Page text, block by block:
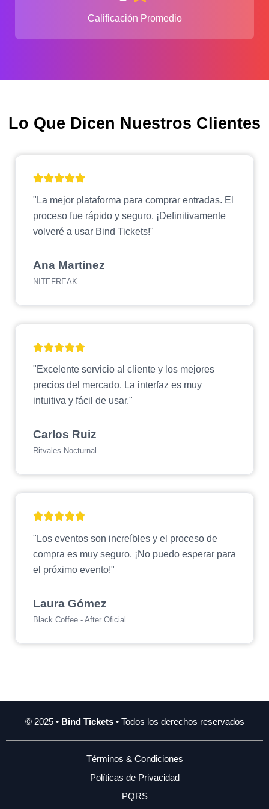
Calificación Promedio
Lo Que Dicen Nuestros Clientes
"La mejor plataforma para comprar entradas. El
proceso fue rápido y seguro. ¡Definitivamente
volveré a usar Bind Tickets!"
Ana Martínez
NITEFREAK
"Excelente servicio al cliente y los mejores
precios del mercado. La interfaz es muy
intuitiva y fácil de usar."
Carlos Ruiz
Ritvales Nocturnal
"Los eventos son increíbles y el proceso de
compra es muy seguro. ¡No puedo esperar para
el próximo evento!"
Laura Gómez
Black Coffee - After Oficial
© 2025 • Bind Tickets• Todos los derechos reservados
Términos & Condiciones
Políticas de Privacidad
PQRS